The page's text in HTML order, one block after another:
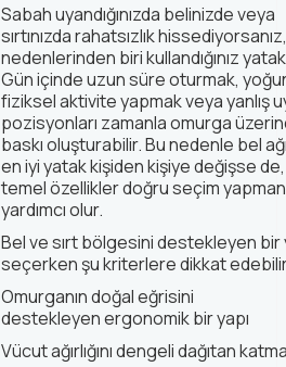
Sabah uyandığınızda belinizde veya
sırtınızda rahatsızlık
nedenlerinden biri kullandığınız
Gün içinde uzun süre oturmak,
fiziksel aktivite yapmak veya yanlış
pozisyonları zamanla omurga
baskı oluşturabilir. Bu nedenle bel
en iyi yatakkişiden kişiye değişsede,
temel özellikler doğru seçim
yardımcı olur.
Bel ve sırt bölgesini destekleyen bir
seçerken şu kriterlere dikkat
Omurganın doğal eğrisini
destekleyenergonomik bir yapı
Vücut ağırlığını dengeli dağıtan